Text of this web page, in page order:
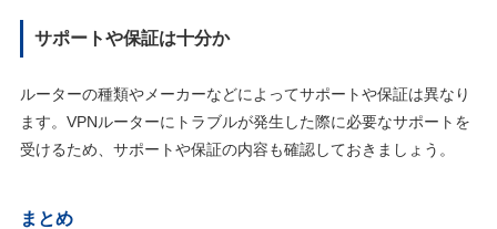
サポートや保証は十分か
ルーターの種類やメーカーなどによってサポートや保証は異なり
ます。VPNルーターにトラブルが発生した際に必要なサポートを
受けるため、サポートや保証の内容も確認しておきましょう。
まとめ